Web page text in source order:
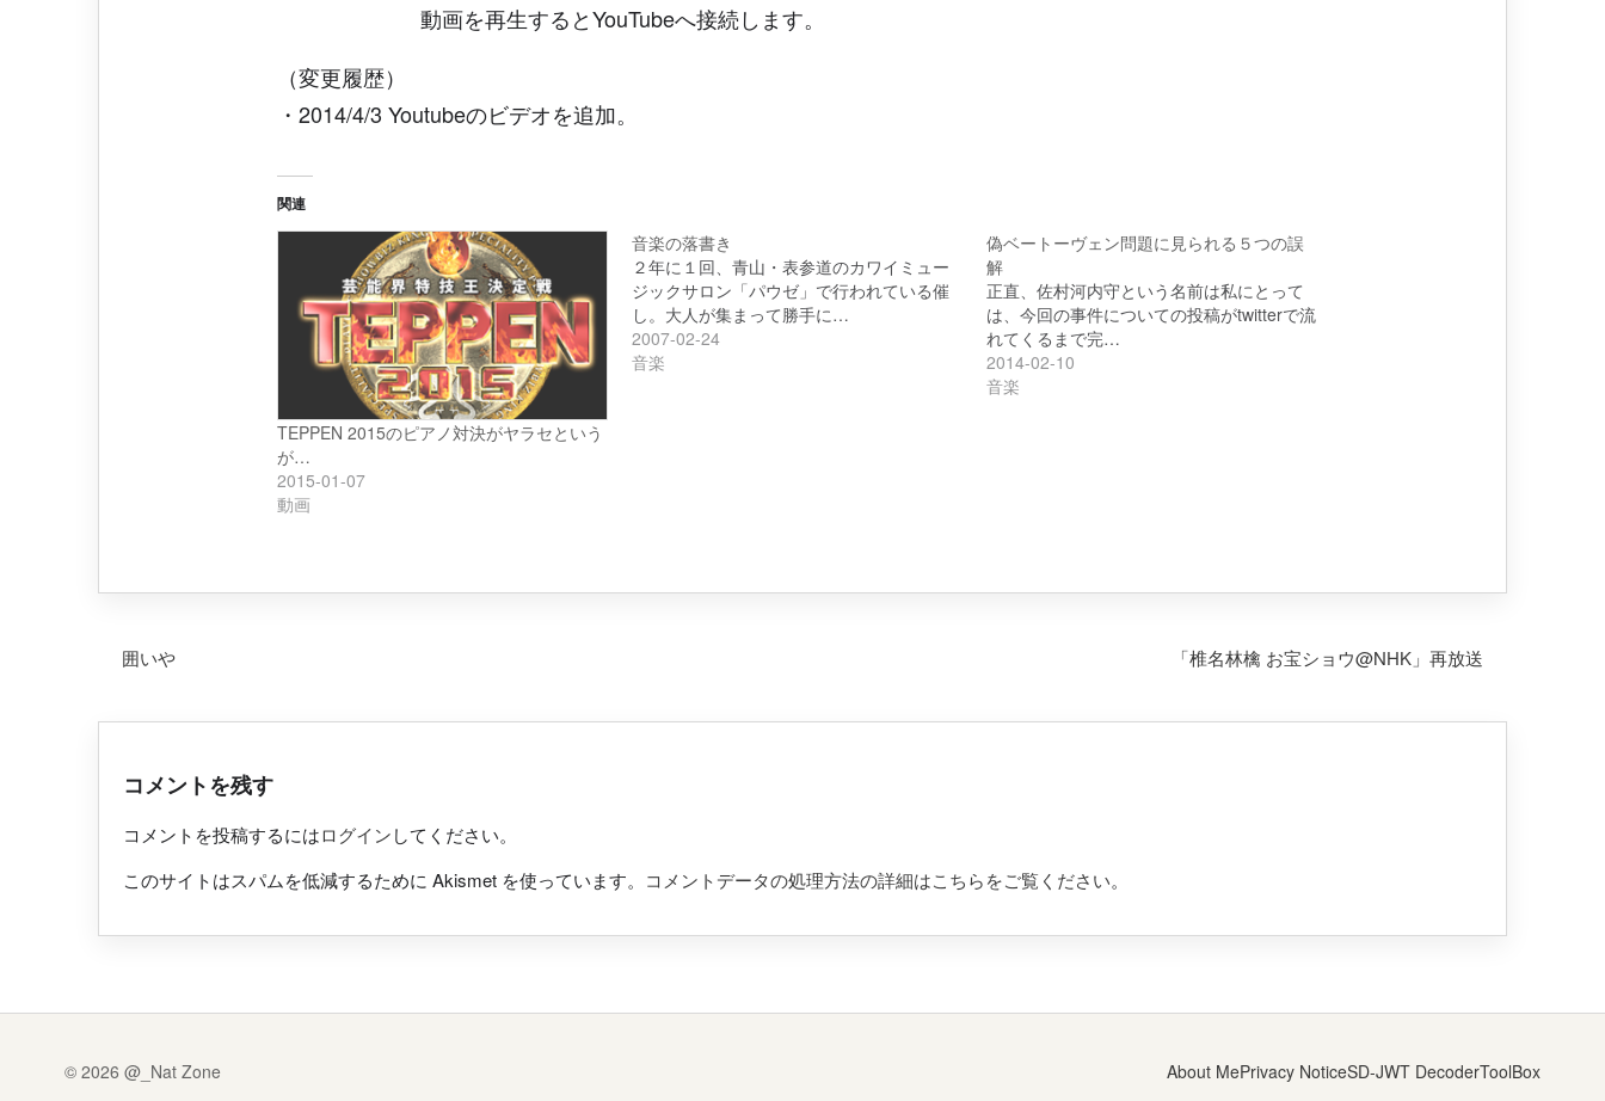
動画を再生するとYouTubeへ接続します。
（変更履歴）
・2014/4/3 Youtubeのビデオを追加。
関連
TEPPEN 2015のピアノ対決がヤラセという
が…
2015-01-07
動画
音楽の落書き
２年に１回、青山・表参道のカワイミュー
ジックサロン「パウゼ」で行われている催
し。大人が集まって勝手に…
2007-02-24
音楽
偽ベートーヴェン問題に見られる５つの誤
解
正直、佐村河内守という名前は私にとって
は、今回の事件についての投稿がtwitterで流
れてくるまで完…
2014-02-10
音楽
投稿ナビゲーション
囲いや 「椎名林檎 お宝ショウ@NHK」再放送
コメントを残す
コメントを投稿するにはログインしてください。
このサイトはスパムを低減するために Akismet を使っています。 コメントデータの処理方法の詳細はこちらをご覧ください。
© 2026 @_Nat Zone About MePrivacy NoticeSD-JWT DecoderToolBox